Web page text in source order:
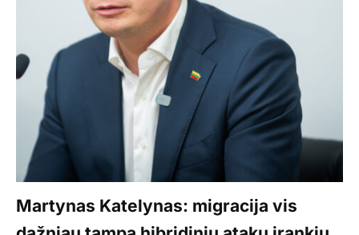
Martynas Katelynas: migracija vis